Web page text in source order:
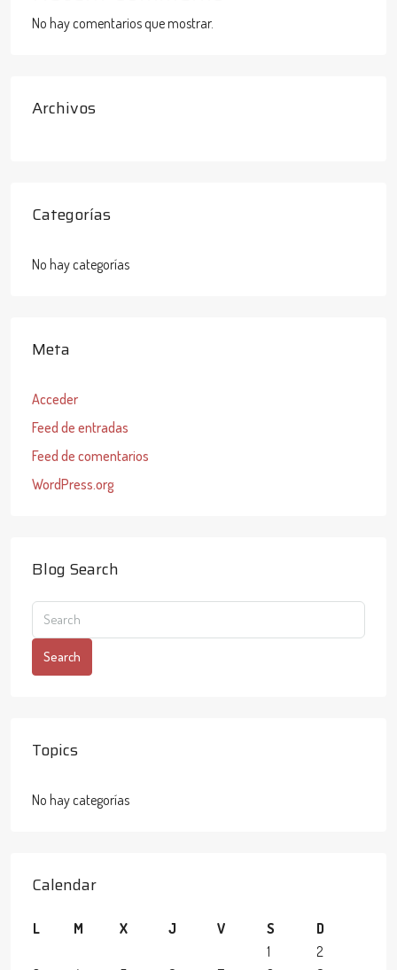
No hay comentarios que mostrar.
Archivos
Categorías
No hay categorías
Meta
Acceder
Feed de entradas
Feed de comentarios
WordPress.org
Blog Search
Search
Topics
No hay categorías
Calendar
L M X J V S
D
1
2